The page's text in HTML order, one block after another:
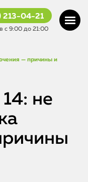
213-04-21
с 9:00 до 21:00
— причины и
не